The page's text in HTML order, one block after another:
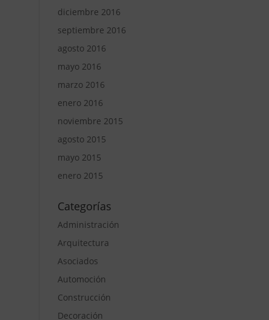
diciembre 2016
septiembre 2016
agosto 2016
mayo 2016
marzo 2016
enero 2016
noviembre 2015
agosto 2015
mayo 2015
enero 2015
Categorías
Administración
Arquitectura
Asociados
Automoción
Construcción
Decoración